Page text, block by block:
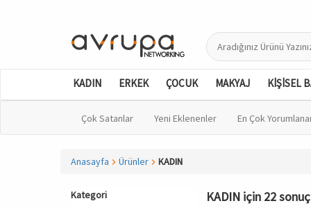
KADIN ERKEK ÇOCUK MAKYAJ KİŞİSEL
Çok Satanlar Yeni Eklenenler En Çok
Anasayfa Ürünler KADIN
Kategori
KADIN için 22